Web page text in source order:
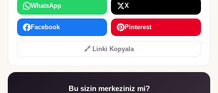
WhatsApp X
Facebook Pinterest
🔗 Linki Kopyala
Bu sizin merkeziniz mi?